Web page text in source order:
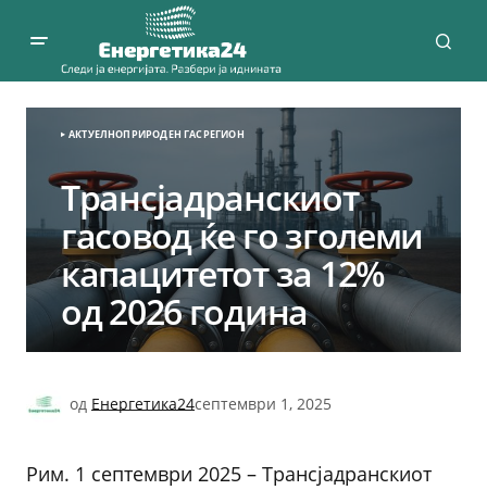
АКТУЕЛНОПРИРОДЕН ГАСРЕГИОН
Трансјадранскиот
гасовод ќе го зголеми
капацитетот за 12%
од 2026 година
од Енергетика24септември 1, 2025
Рим. 1 септември 2025 – Трансјадранскиот